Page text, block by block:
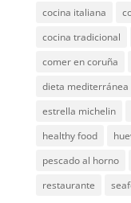
cocina italiana
cocina tradicional
comer en coruña
dieta mediterránea
estrella michelin
healthy food
pescado al horno
restaurante